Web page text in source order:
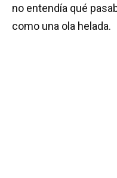
no entendía qué
como una ola helada.